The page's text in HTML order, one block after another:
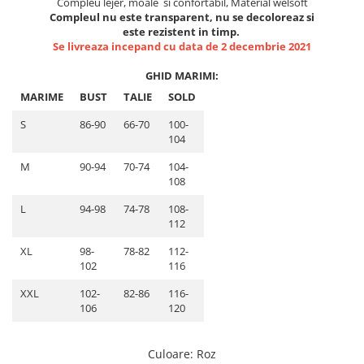
Lenjerii de pat pentru copii
Cadouri Cuplu
Pijamale de dama
Pijamale de barbati
Pijamale
Halate si pijamale Family
Seturi elegante femei
Pijamale de copii
Pijamale BIG SIZE femei
Compleul nu este transparent, nu se decoloreaz si
este rezistent in timp.
Se livreaza incepand cu data de 2 decembrie 2021
GHID MARIMI:
MARIME
BUST TALIE
SOLD
S
86-90 66-70
100-
104
M
90-94 70-74
104-
108
L
94-98 74-78
108-
112
XL
98-
102
78-82
112-
116
XXL
102-
106
82-86
116-
120
Culoare: Roz